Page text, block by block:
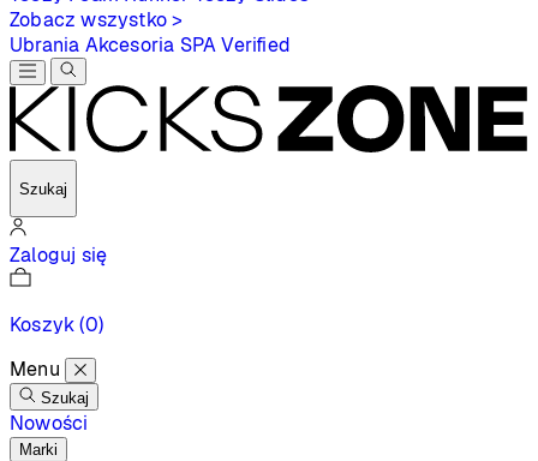
Zobacz wszystko >
Ubrania Akcesoria SPAVerified
Szukaj
Zaloguj się
Koszyk(0)
Menu
Szukaj
Nowości
Marki